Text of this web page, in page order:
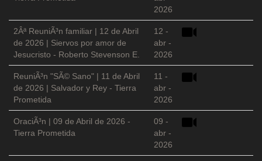
2026
2Âª ReuniÃ³n familiar | 12 de Abril
de 2026 | Siervos por amor de
Jesucristo - Roberto Stevenson E.
12 -
abr -
2026
ReuniÃ³n "SÃ© Sano" | 11 de Abril
de 2026 | Salvador y Rey - Tierra
Prometida
11 -
abr -
2026
OraciÃ³n | 09 de Abril de 2026 -
Tierra Prometida
09 -
abr -
2026